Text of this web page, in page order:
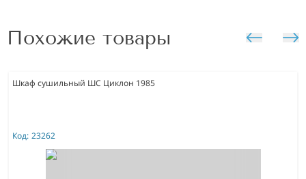
Похожие товары
Шкаф сушильный ШС Циклон 1985
Код: 23262